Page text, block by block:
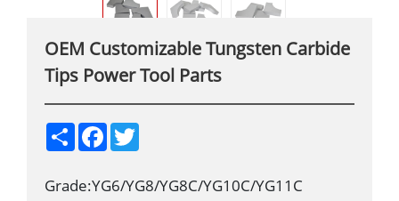
OEM Customizable Tungsten Carbide
Tips Power Tool Parts
S
h
e
F
b
T
t
Grade:YG6/YG8/YG8C/YG10C/YG11C